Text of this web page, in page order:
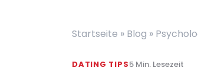
Startseite » Blog »
DATING TIPS5 Min. Lesezeit